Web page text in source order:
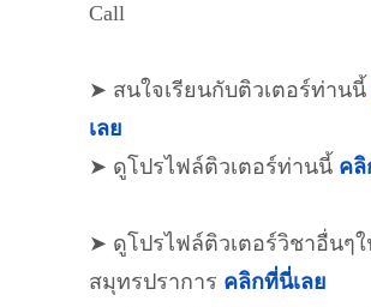
Call
➤ สนใจเรียนกับติวเตอร์ท่านนี้
เลย
➤ ดูโปรไฟล์ติวเตอร์ท่านนี้ คลิ
➤ ดูโปรไฟล์ติวเตอร์วิชาอื่นๆ
สมุทรปราการ คลิกที่นี่เลย